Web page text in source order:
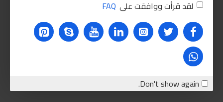
لقد قرأت ووافقت على FAQ
Don't show again.